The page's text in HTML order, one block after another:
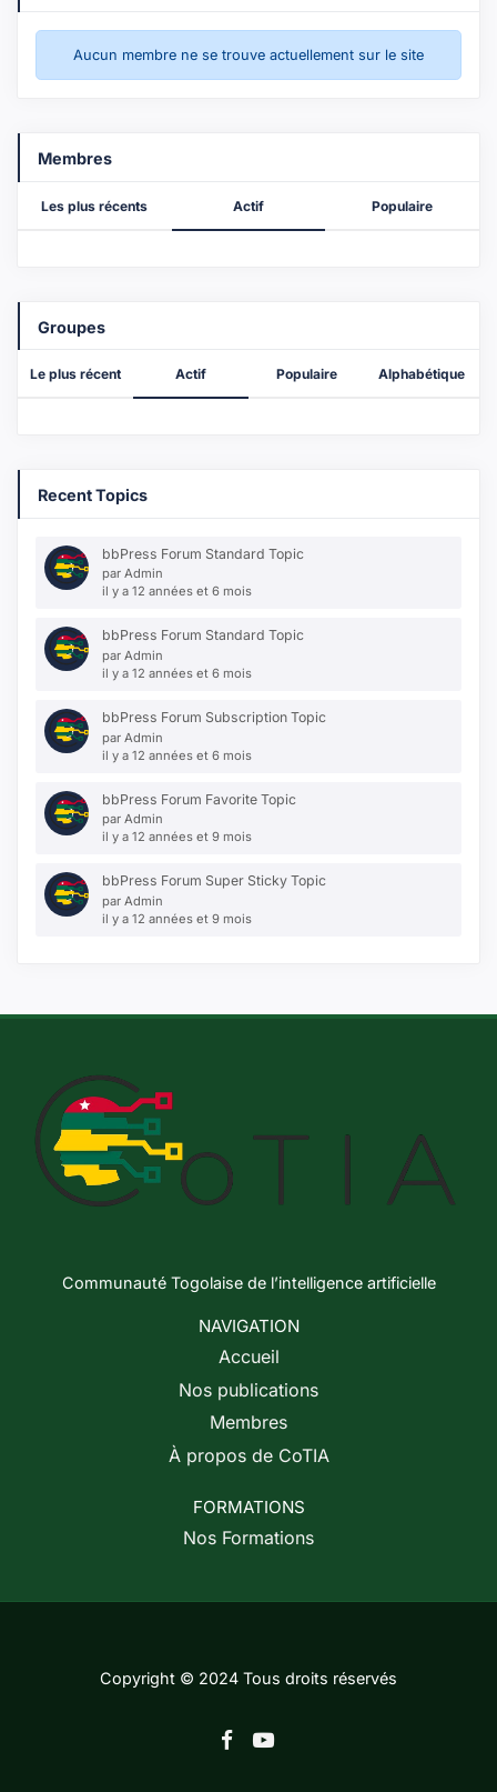
Aucun membre ne se trouve actuellement sur le site
Membres
Les plus récents Actif Populaire
Groupes
Le plus récent Actif Populaire Alphabétique
Recent Topics
bbPress Forum Standard Topic
par Admin
il y a 12 années et 6 mois
bbPress Forum Standard Topic
par Admin
il y a 12 années et 6 mois
bbPress Forum Subscription Topic
par Admin
il y a 12 années et 6 mois
bbPress Forum Favorite Topic
par Admin
il y a 12 années et 9 mois
bbPress Forum Super Sticky Topic
par Admin
il y a 12 années et 9 mois
Communauté Togolaise de l’intelligence artificielle
NAVIGATION
Accueil
Nos publications
Membres
À propos de CoTIA
FORMATIONS
Nos Formations
Copyright © 2024 Tous droits réservés